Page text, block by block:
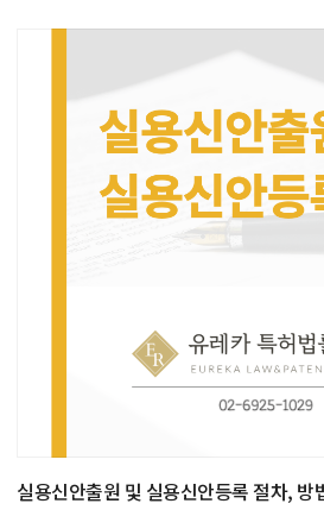
실용신안출원 및 실용신안등록 절차, 방